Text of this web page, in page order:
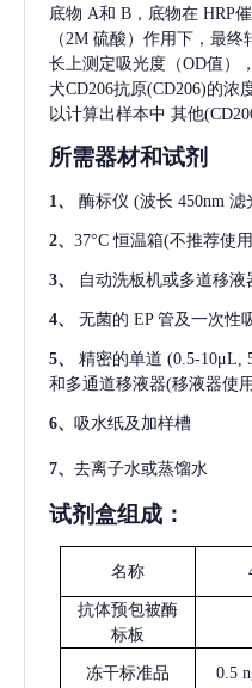
底物 A和 B，底物在 HRP
（2M 硫酸）作用下，最
长上测定吸光度（OD值）
犬CD206抗原(CD206)的浓
以计算出样本中 其他
所需器材和试剂
1、 酶标仪 (波长 450nm 滤
2、 37°C 恒温箱(不推荐使
3、 自动洗板机或多道移液
4、 无菌的 EP 管及一次性
5、 精密的单道 (0.5-10μL,
和多通道移液器(移液器使
6、 吸水纸及加样槽
7、 去离子水或蒸馏水
试剂盒组成：
名称
抗体预包被酶
标板
冻干标准品 0.5